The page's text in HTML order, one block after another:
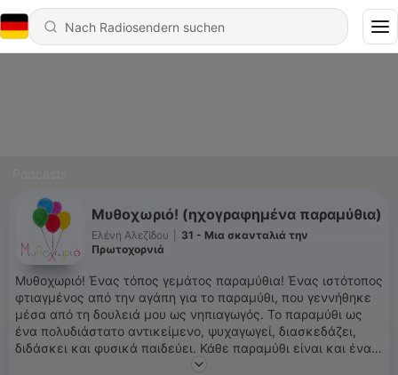
Μυθοχωριό! (ηχογραφημένα παραμύθια)
Ελένη Αλεζίδου
31 - Μια σκανταλιά την
Πρωτοχορνιά
Μυθοχωριό! Ένας τόπος γεμάτος παραμύθια! Ένας ιστότοπος
φτιαγμένος από την αγάπη για το παραμύθι, που γεννήθηκε
μέσα από τη δουλειά μου ως νηπιαγωγός. Το παραμύθι ως
ένα πολυδιάστατο αντικείμενο, ψυχαγωγεί, διασκεδάζει,
διδάσκει και φυσικά παιδεύει. Κάθε παραμύθι είναι και ένας
μαγικός κόσμος που ξεδιπλώνεται μπροστά στα μάτια σου.